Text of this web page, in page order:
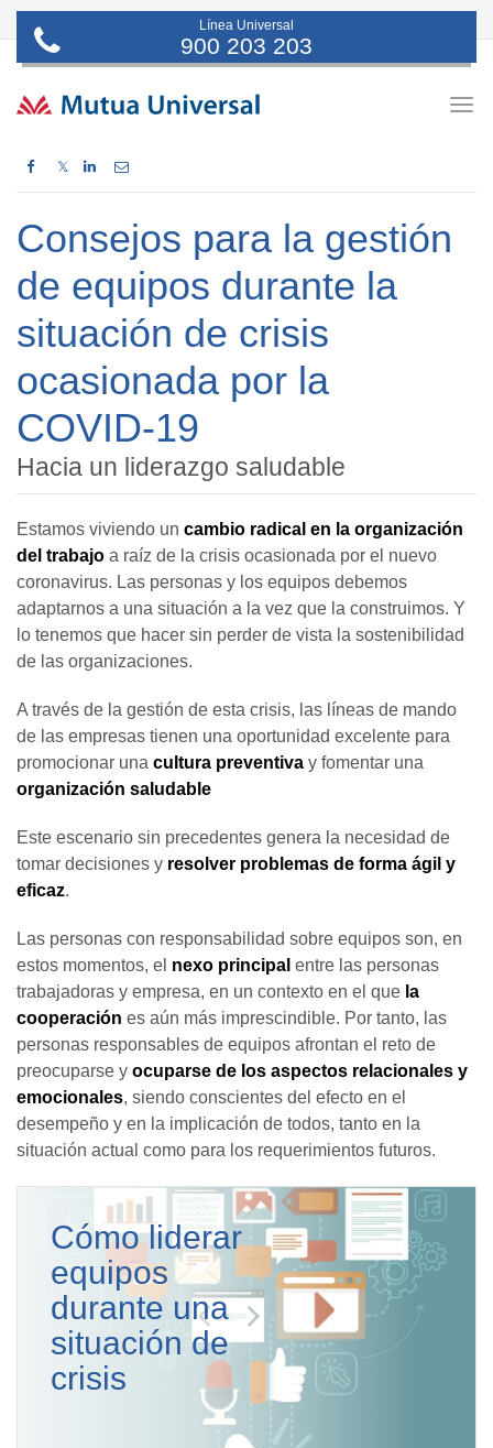
Línea Universal
900 203 203
𝕏
Consejos para la gestión
de equipos durante la
situación de crisis
ocasionada por la
COVID-19
Hacia un liderazgo saludable
Estamos viviendo un cambio radical en la organización
del trabajo a raíz de la crisis ocasionada por el nuevo
coronavirus. Las personas y los equipos debemos
adaptarnos a una situación a la vez que la construimos. Y
lo tenemos que hacer sin perder de vista la sostenibilidad
de las organizaciones.
A través de la gestión de esta crisis, las líneas de mando
de las empresas tienen una oportunidad excelente para
promocionar una cultura preventiva y fomentar una
organización saludable
Este escenario sin precedentes genera la necesidad de
tomar decisiones y resolver problemas de forma ágil y
eficaz.
Las personas con responsabilidad sobre equipos son, en
estos momentos, el nexo principal entre las personas
trabajadoras y empresa, en un contexto en el que la
cooperación es aún más imprescindible. Por tanto, las
personas responsables de equipos afrontan el reto de
preocuparse y ocuparse de los aspectos relacionales y
emocionales, siendo conscientes del efecto en el
desempeño y en la implicación de todos, tanto en la
situación actual como para los requerimientos futuros.
Cómo liderar
equipos
durante una
situación de
crisis